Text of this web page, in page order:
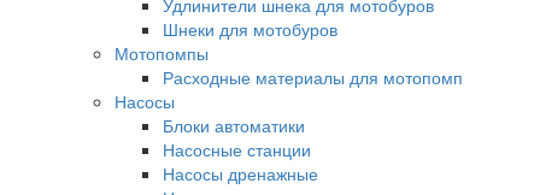
Удлинители шнека для мотобуров
Шнеки для мотобуров
Мотопомпы
Расходные материалы для мотопомп
Насосы
Блоки автоматики
Насосные станции
Насосы дренажные